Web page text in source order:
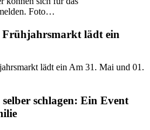
Foto…
Frühjahrsmarkt lädt ein
lädt ein Am 31. Mai und 01.
schlagen: Ein Event